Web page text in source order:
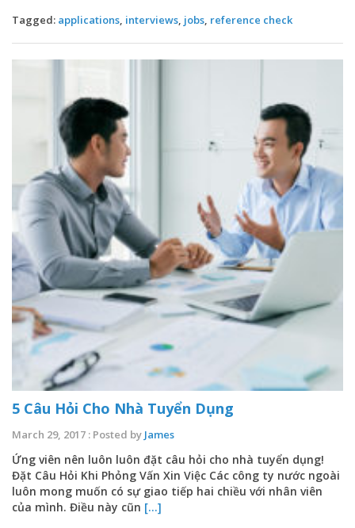
Tagged: applications, interviews, jobs, reference check
5 Câu Hỏi Cho Nhà Tuyển Dụng
March 29, 2017 : Posted by James
Ứng viên nên luôn luôn đặt câu hỏi cho nhà tuyển dụng!
Đặt Câu Hỏi Khi Phỏng Vấn Xin Việc Các công ty nước ngoài
luôn mong muốn có sự giao tiếp hai chiều với nhân viên
của mình. Điều này cũn [...]